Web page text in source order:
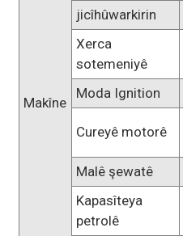
Makîne
jicîhûwarkirin
Xerca
sotemeniyê
Moda Ignition
Cureyê motorê
Malê şewatê
Kapasîteya
petrolê